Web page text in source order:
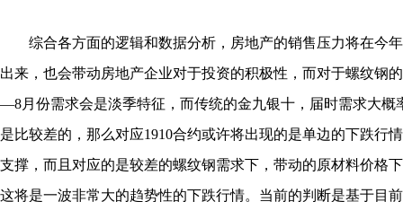
综合各方面的逻辑和数据分析，房地产的销售压力将在今
出来，也会带动房地产企业对于投资的积极性，而对于螺纹钢
—8月份需求会是淡季特征，而传统的金九银十，届时需求大概
是比较差的，那么对应1910合约或许将出现的是单边的下跌行
支撑，而且对应的是较差的螺纹钢需求下，带动的原材料价格
这将是一波非常大的趋势性的下跌行情。当前的判断是基于目